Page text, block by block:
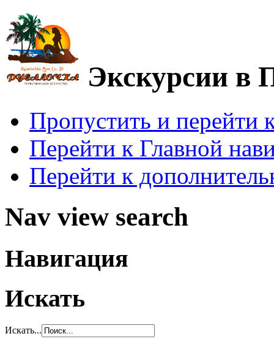
Экскурсии в
Пропустить и перейти
Перейти к Главной
Перейти к
Nav view search
Навигация
Искать
Искать...